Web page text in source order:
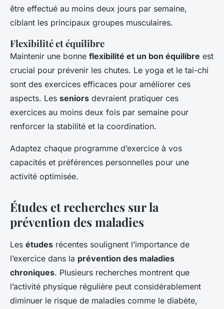
être effectué au moins deux jours par semaine,
ciblant les principaux groupes musculaires.
Flexibilité et équilibre
Maintenir une bonne flexibilité et un bon équilibre est
crucial pour prévenir les chutes. Le yoga et le tai-chi
sont des exercices efficaces pour améliorer ces
aspects. Les seniors devraient pratiquer ces
exercices au moins deux fois par semaine pour
renforcer la stabilité et la coordination.
Adaptez chaque programme d’exercice à vos
capacités et préférences personnelles pour une
activité optimisée.
Études et recherches sur la
prévention des maladies
Les études récentes soulignent l’importance de
l’exercice dans la prévention des maladies
chroniques. Plusieurs recherches montrent que
l’activité physique régulière peut considérablement
diminuer le risque de maladies comme le diabète,